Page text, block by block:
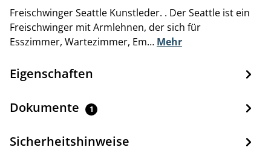
Freischwinger Seattle Kunstleder. . Der Seattle ist ein
Freischwinger mit Armlehnen, der sich für
Esszimmer, Wartezimmer, Em… Mehr
Eigenschaften
Dokumente 1
Sicherheitshinweise